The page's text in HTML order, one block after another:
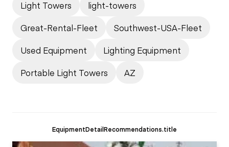
Light Towers
light-towers
Great-Rental-Fleet
Southwest-USA-Fleet
Used Equipment
Lighting Equipment
Portable Light Towers
AZ
EquipmentDetailRecommendations.title